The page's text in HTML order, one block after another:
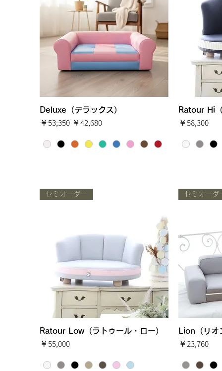
クイックビュー
Deluxe（デラックス）
通常価格
￥53,350 セール価格
￥42,680
Ratour Hi
価格
￥58,300
クイックビュー
セミオーダー
Ratour Low（ラトゥール・ロー）
価格
￥55,000
セミオーダ
Lion（リオ
価格
￥23,760